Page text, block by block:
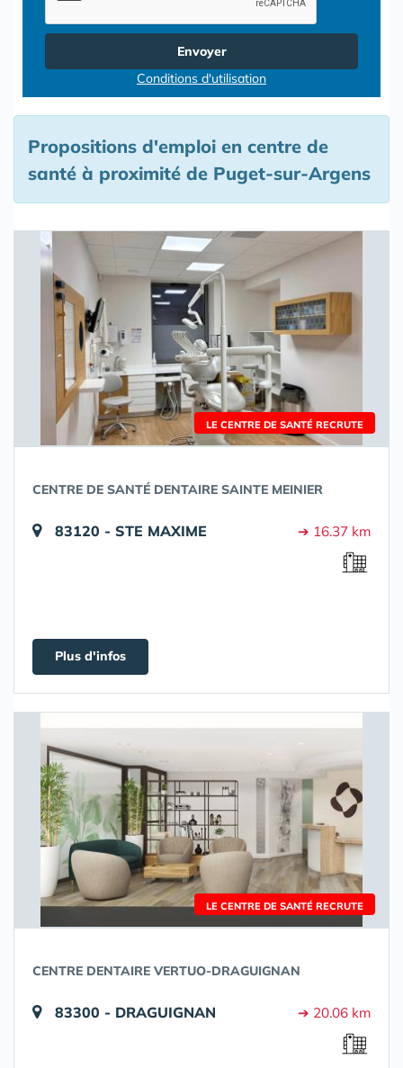
Envoyer
Conditions d'utilisation
Propositions d'emploi en centre de
santé à proximité de Puget-sur-Argens
LE CENTRE DE SANTÉ RECRUTE
CENTRE DE SANTÉ DENTAIRE SAINTE MEINIER
83120 - STE MAXIME ➔ 16.37 km
Plus d'infos
LE CENTRE DE SANTÉ RECRUTE
CENTRE DENTAIRE VERTUO-DRAGUIGNAN
83300 - DRAGUIGNAN ➔ 20.06 km